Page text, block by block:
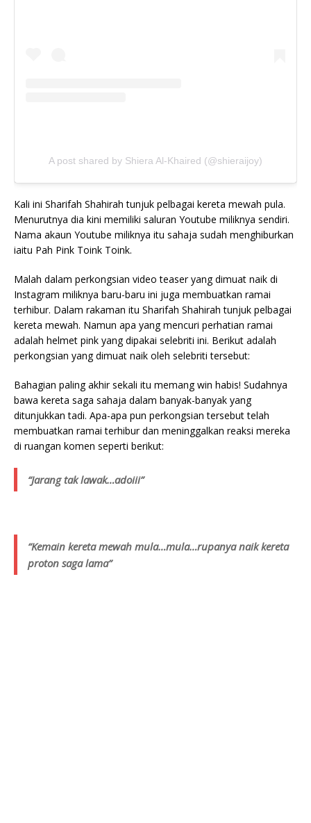
A post shared by Shiera Al-Khaired (@shieraijoy)
Kali ini Sharifah Shahirah tunjuk pelbagai kereta mewah pula.
Menurutnya dia kini memiliki saluran Youtube miliknya sendiri.
Nama akaun Youtube miliknya itu sahaja sudah menghiburkan
iaitu Pah Pink Toink Toink.
Malah dalam perkongsian video teaser yang dimuat naik di
Instagram miliknya baru-baru ini juga membuatkan ramai
terhibur. Dalam rakaman itu Sharifah Shahirah tunjuk pelbagai
kereta mewah. Namun apa yang mencuri perhatian ramai
adalah helmet pink yang dipakai selebriti ini. Berikut adalah
perkongsian yang dimuat naik oleh selebriti tersebut:
Bahagian paling akhir sekali itu memang win habis! Sudahnya
bawa kereta saga sahaja dalam banyak-banyak yang
ditunjukkan tadi. Apa-apa pun perkongsian tersebut telah
membuatkan ramai terhibur dan meninggalkan reaksi mereka
di ruangan komen seperti berikut:
“Jarang tak lawak…adoiii”
“Kemain kereta mewah mula…mula…rupanya naik kereta
proton saga lama”